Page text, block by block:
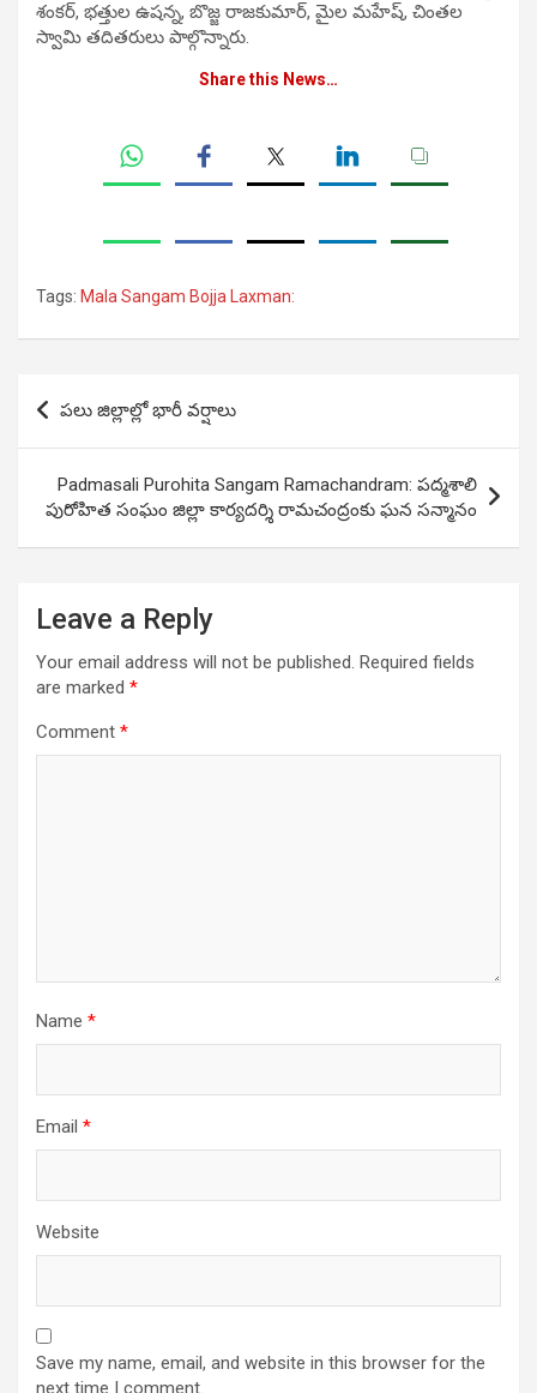
శంకర్, భత్తుల ఉషన్న, బొజ్జ రాజకుమార్, మైల మహేష్, చింతల
స్వామి తదితరులు పాల్గొన్నారు.
Share this News…
Tags: Mala Sangam Bojja Laxman:
Post
navigation
పలు జిల్లాల్లో భారీ వర్షాలు
Padmasali Purohita Sangam Ramachandram: పద్మశాలి
పురోహిత సంఘం జిల్లా కార్యదర్శి రామచంద్రంకు ఘన సన్మానం
Leave a Reply
Your email address will not be published. Required fields
are marked *
Comment *
Name *
Email *
Website
Save my name, email, and website in this browser for the
next time I comment.